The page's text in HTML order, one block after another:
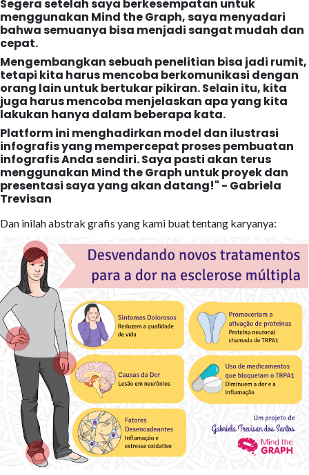
Segera setelah saya berkesempatan untuk
menggunakan Mind the Graph, saya menyadari
bahwa semuanya bisa menjadi sangat mudah dan
cepat.
Mengembangkan sebuah penelitian bisa jadi rumit,
tetapi kita harus mencoba berkomunikasi dengan
orang lain untuk bertukar pikiran. Selain itu, kita
juga harus mencoba menjelaskan apa yang kita
lakukan hanya dalam beberapa kata.
Platform ini menghadirkan model dan ilustrasi
infografis yang mempercepat proses pembuatan
infografis Anda sendiri. Saya pasti akan terus
menggunakan Mind the Graph untuk proyek dan
presentasi saya yang akan datang!" - Gabriela
Trevisan
Dan inilah abstrak grafis yang kami buat tentang karyanya: